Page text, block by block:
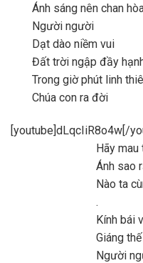
Ánh sáng nên chan
Người người
Dạt dào niềm vui
Đất trời ngập đầy
Trong giờ phút linh
Chúa con ra đời
[youtube]dLqcIiR8o4w[/
Hãy mau
Ánh sao
Nào ta
.
Kính bái
Giáng
Người